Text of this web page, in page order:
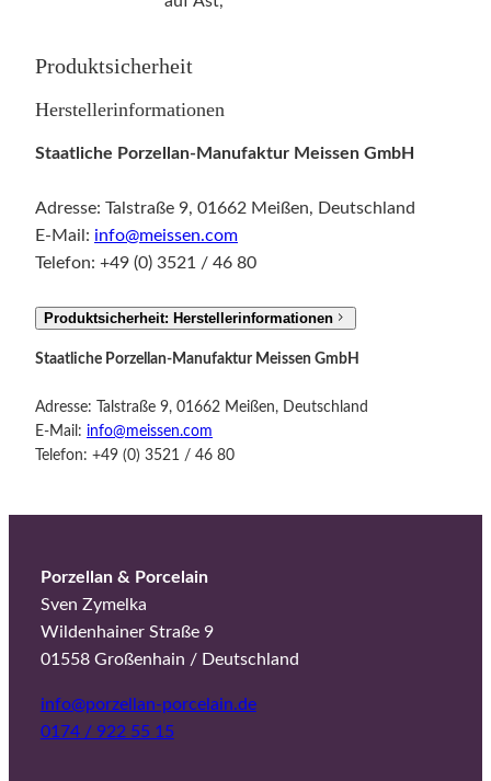
Produktsicherheit
Herstellerinformationen
Staatliche Porzellan-Manufaktur Meissen GmbH
Adresse: Talstraße 9, 01662 Meißen, Deutschland
E-Mail: info@meissen.com
Telefon: +49 (0) 3521 / 46 80
Produktsicherheit: Herstellerinformationen
Staatliche Porzellan-Manufaktur Meissen GmbH
Adresse: Talstraße 9, 01662 Meißen, Deutschland
E-Mail: info@meissen.com
Telefon: +49 (0) 3521 / 46 80
Porzellan & Porcelain
Sven Zymelka
Wildenhainer Straße 9
01558 Großenhain / Deutschland
info@porzellan-porcelain.de
0174 / 922 55 15